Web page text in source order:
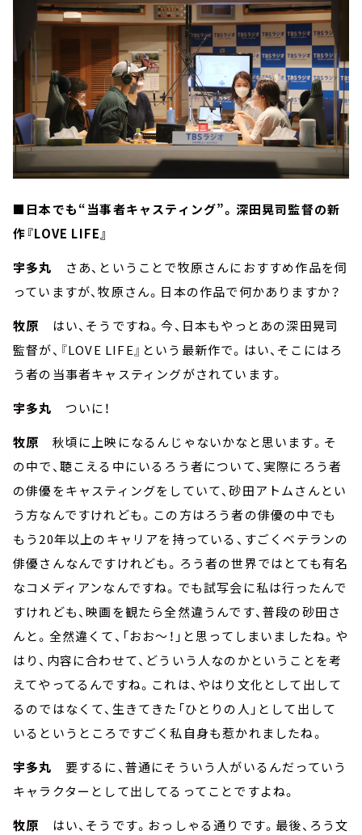
■日本でも“当事者キャスティング”。深田晃司監督の新
作『LOVE LIFE』
宇多丸 さあ、ということで牧原さんにおすすめ作品を伺
っていますが、牧原さん。日本の作品で何かありますか？
牧原 はい、そうですね。今、日本もやっとあの深田晃司
監督が、『LOVE LIFE』という最新作で。はい、そこにはろ
う者の当事者キャスティングがされています。
宇多丸 ついに！
牧原 秋頃に上映になるんじゃないかなと思います。そ
の中で、聴こえる中にいるろう者について、実際にろう者
の俳優をキャスティングをしていて、砂田アトムさんとい
う方なんですけれども。この方はろう者の俳優の中でも
もう20年以上のキャリアを持っている、すごくベテランの
俳優さんなんですけれども。ろう者の世界ではとても有名
なコメディアンなんですね。でも試写会に私は行ったんで
すけれども、映画を観たら全然違うんです、普段の砂田さ
んと。全然違くて、「おお～！」と思ってしまいましたね。や
はり、内容に合わせて、どういう人なのかということを考
えてやってるんですね。これは、やはり文化として出して
るのではなくて、生きてきた「ひとりの人」として出して
いるというところですごく私自身も惹かれましたね。
宇多丸 要するに、普通にそういう人がいるんだっていう
キャラクターとして出してるってことですよね。
牧原 はい、そうです。おっしゃる通りです。最後、ろう文